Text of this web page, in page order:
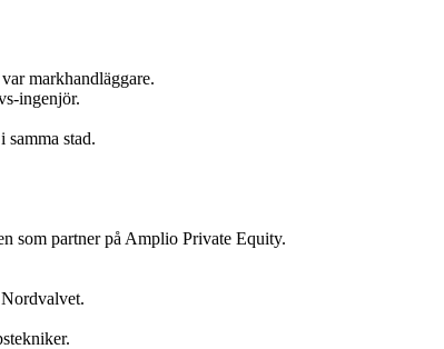
markhandläggare.
ingenjör.
stad.
som partner på Amplio Private Equity.